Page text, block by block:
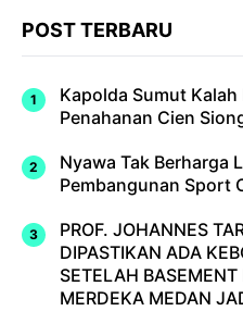
POST TERBARU
Kapolda Sumut
Penahanan Cien
Nyawa Tak Berharga
Pembangunan Sport
PROF. JOHANNES
DIPASTIKAN ADA
SETELAH
MERDEKA MEDAN